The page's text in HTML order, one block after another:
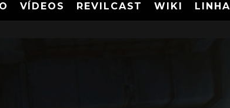
VÍDEOS REVILCAST WIKI